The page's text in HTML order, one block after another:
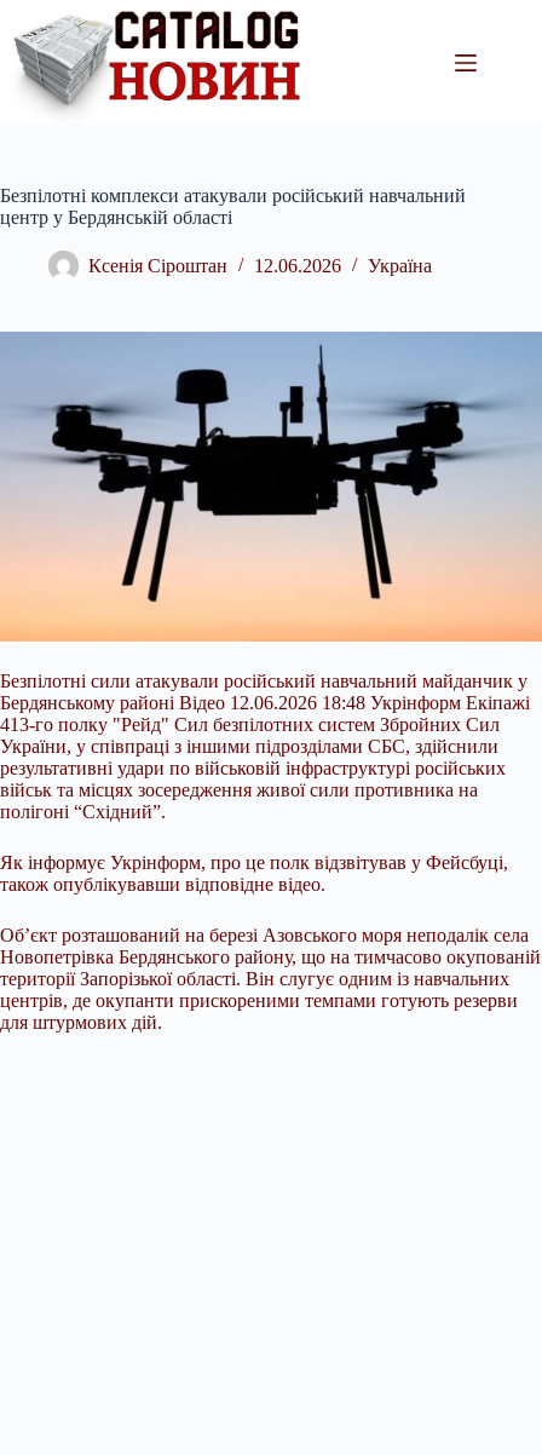
вмісту
Безпілотні комплекси атакували російський навчальний
центр у Бердянській області
Ксенія Сіроштан 12.06.2026 Україна
Безпілотні сили атакували російський навчальний майданчик у
Бердянському районі Відео 12.06.2026 18:48 Укрінформ Екіпажі
413-го полку "Рейд" Сил безпілотних систем Збройних Сил
України, у співпраці з іншими підрозділами СБС, здійснили
результативні удари по військовій інфраструктурі російських
військ та місцях зосередження живої сили противника на
полігоні “Східний”.
Як інформує Укрінформ, про це полк відзвітував у Фейсбуці,
також опублікувавши відповідне відео.
Об’єкт розташований на березі Азовського моря неподалік села
Новопетрівка Бердянського району, що на тимчасово окупованій
території Запорізької області. Він слугує одним із навчальних
центрів, де окупанти прискореними темпами готують резерви
для штурмових дій.